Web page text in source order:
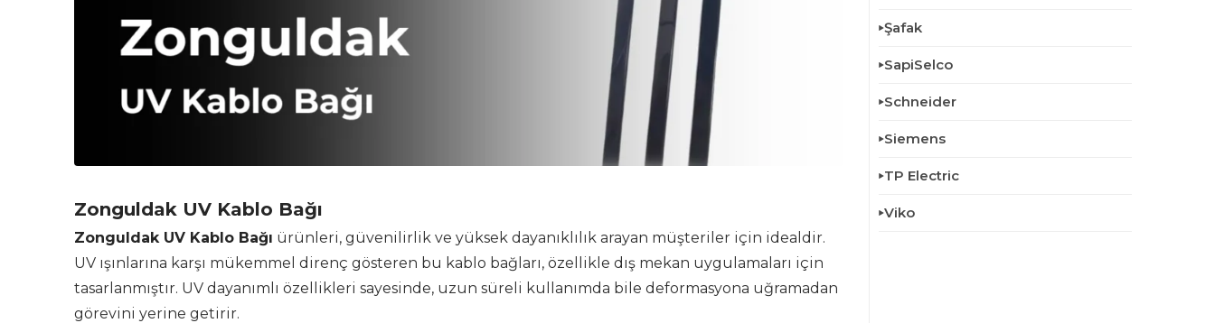
Zonguldak UV Kablo Bağı
Zonguldak UV Kablo Bağı ürünleri, güvenilirlik ve yüksek dayanıklılık arayan müşteriler için idealdir.
UV ışınlarına karşı mükemmel direnç gösteren bu kablo bağları, özellikle dış mekan uygulamaları için
tasarlanmıştır. UV dayanımlı özellikleri sayesinde, uzun süreli kullanımda bile deformasyona uğramadan
görevini yerine getirir.
Şafak
SapiSelco
Schneider
Siemens
TP Electric
Viko